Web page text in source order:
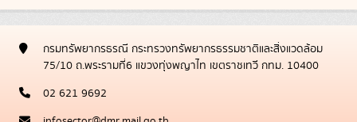
กรมทรัพยากรธรณี กระทรวงทรัพยากรธรรมชาติและสิ่งแวดล้อม
75/10 ถ.พระรามที่6 แขวงทุ่งพญาไท เขตราชเทวี กทม. 10400
02 621 9692